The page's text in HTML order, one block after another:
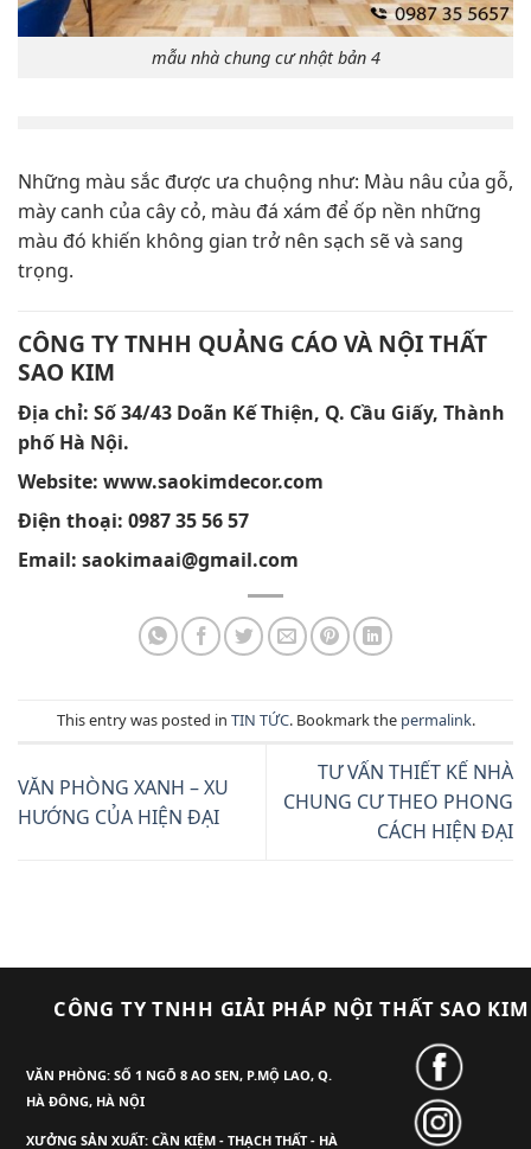
mẫu nhà chung cư nhật bản 4
Những màu sắc được ưa chuộng như: Màu nâu của gỗ,
mày canh của cây cỏ, màu đá xám để ốp nền những
màu đó khiến không gian trở nên sạch sẽ và sang
trọng.
CÔNG TY TNHH QUẢNG CÁO VÀ NỘI THẤT
SAO KIM
Địa chỉ: Số 34/43 Doãn Kế Thiện, Q. Cầu Giấy, Thành
phố Hà Nội.
Website: www.saokimdecor.com
Điện thoại: 0987 35 56 57
Email: saokimaai@gmail.com
This entry was posted in TIN TỨC. Bookmark the permalink.
VĂN PHÒNG XANH – XU
HƯỚNG CỦA HIỆN ĐẠI
TƯ VẤN THIẾT KẾ NHÀ
CHUNG CƯ THEO PHONG
CÁCH HIỆN ĐẠI
CÔNG TY TNHH GIẢI PHÁP NỘI THẤT SAO KIM
VĂN PHÒNG: SỐ 1 NGÕ 8 AO SEN, P.MỘ LAO, Q.
HÀ ĐÔNG, HÀ NỘI
XƯỞNG SẢN XUẤT: CẦN KIỆM - THẠCH THẤT - HÀ